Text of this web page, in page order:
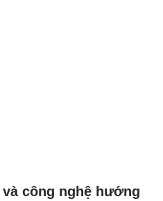
công nghệ hướng